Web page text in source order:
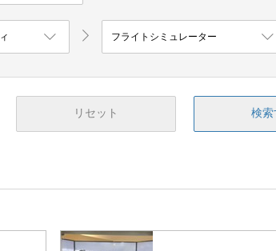
リセット 検索